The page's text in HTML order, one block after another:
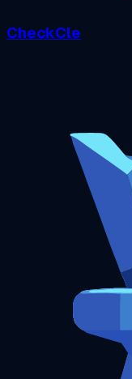
CheckCle